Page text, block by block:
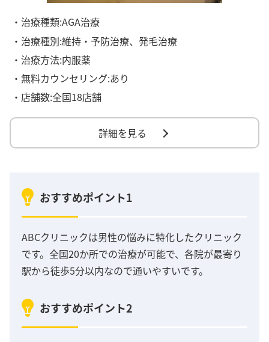
・治療種類:AGA治療
・治療種別:維持・予防治療、発毛治療
・治療方法:内服薬
・無料カウンセリング:あり
・店舗数:全国18店舗
詳細を見る
おすすめポイント1
ABCクリニックは男性の悩みに特化したクリニック
です。全国20か所での治療が可能で、各院が最寄り
駅から徒歩5分以内なので通いやすいです。
おすすめポイント2